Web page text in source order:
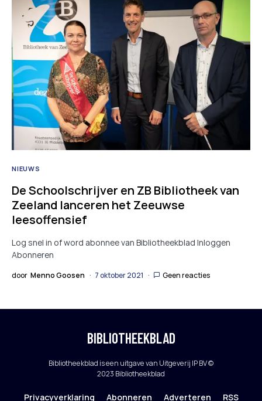
NIEUWS
De Schoolschrijver en ZB Bibliotheek van
Zeeland lanceren het Zeeuwse
leesoffensief
Log snel in of word abonnee van Bibliotheekblad Inloggen
Abonneren
door Menno Goosen 7 oktober 2021 Geen reacties
BIBLIOTHEEKBLAD
Bibliotheekblad is een uitgave van Uitgeverij IP BV ©
2023 Bibliotheekblad
Privacyverklaring Abonneren Adverteren RSS